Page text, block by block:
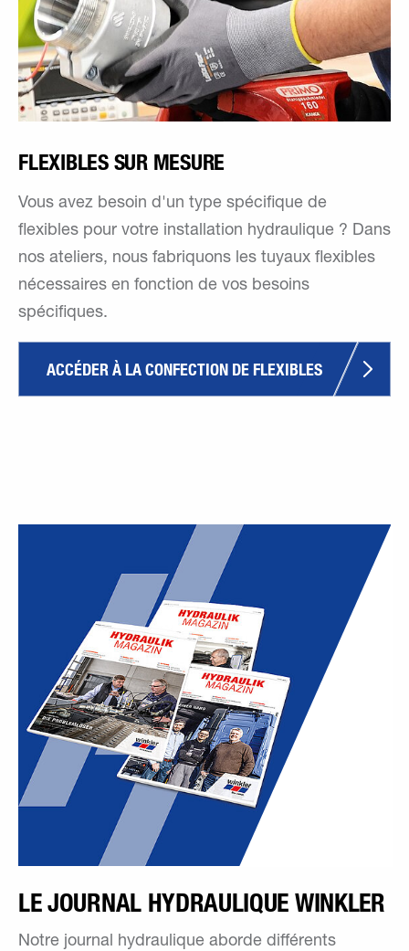
FLEXIBLES SUR MESURE
Vous avez besoin d'un type spécifique de
flexibles pour votre installation hydraulique ? Dans
nos ateliers, nous fabriquons les tuyaux flexibles
nécessaires en fonction de vos besoins
spécifiques.
ACCÉDER À LA CONFECTION DE FLEXIBLES
LE JOURNAL HYDRAULIQUE WINKLER
Notre journal hydraulique aborde différents